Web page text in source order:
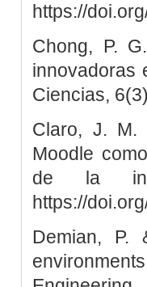
https://
Chong, P.
innovadoras
Ciencias,
Claro, J. M.
Moodle
de la
https://
Demian, P.